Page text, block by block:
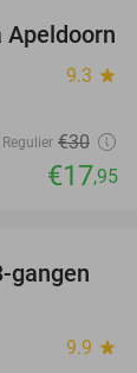
40%
Apeldoorn
9.3 star
Regulier €30
€17,95
43%
gangen
9.9 star